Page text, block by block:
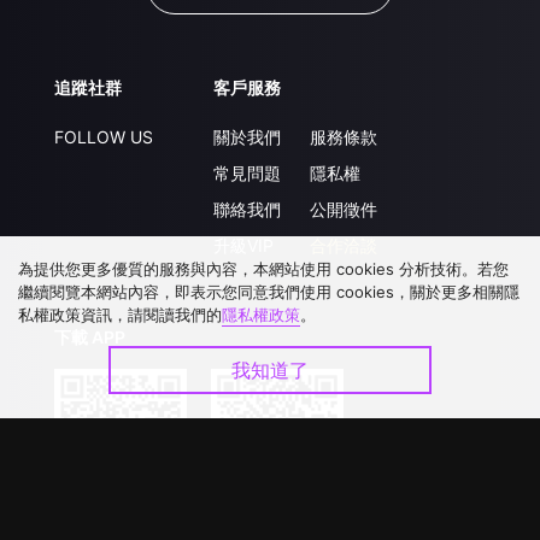
追蹤社群
FOLLOW US
客戶服務
關於我們
常見問題
聯絡我們
服務條款
隱私權
公開徵件
為提供您更多優質的服務與內容，本網站使用 cookies 分析技術。若您
繼續閱覽本網站內容，即表示您同意我們使用 cookies，關於更多相關隱
私權政策資訊，請閱讀我們的隱私權政策。
我知道了